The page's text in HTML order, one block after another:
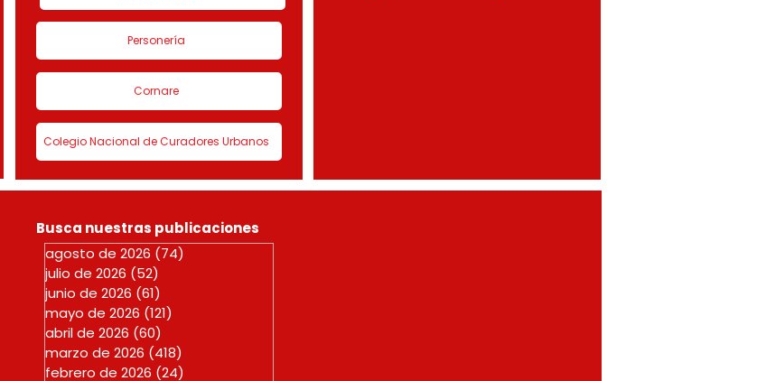
Personería
Cornare
Colegio Nacional de Curadores Urbanos
Busca nuestras publicaciones
agosto de 2026 (74)
julio de 2026 (52)
junio de 2026 (61)
mayo de 2026 (121)
abril de 2026 (60)
marzo de 2026 (418)
febrero de 2026 (24)